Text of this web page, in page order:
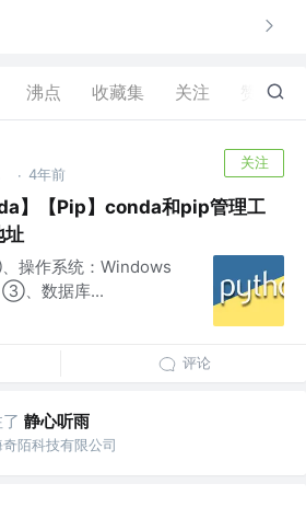
沸点 收藏集 关注 0
· 4年前
关注
】【Pip】conda和pip管理工
址
操作系统：Windows
③、数据库...
评论
静心听雨
陌科技有限公司